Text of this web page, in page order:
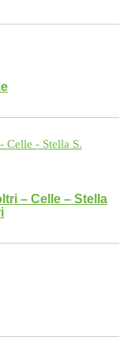
– Celle – Stella